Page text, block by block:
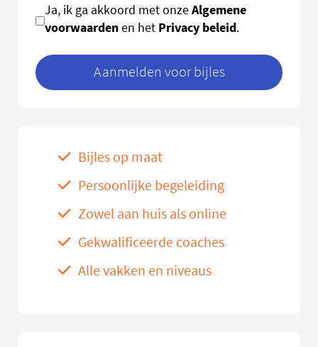
Ja, ik ga akkoord met onzeAlgemene
voorwaardenen het Privacy beleid.
Aanmelden voor bijles
Bijles op maat
Persoonlijke begeleiding
Zowel aan huis als online
Gekwalificeerde coaches
Alle vakken en niveaus